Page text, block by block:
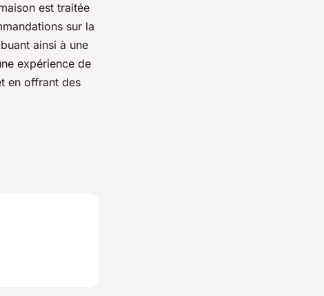
est traitée
sur la
ainsi à une
expérience de
en offrant des